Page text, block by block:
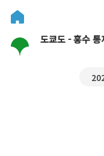
도쿄도 - 홍수